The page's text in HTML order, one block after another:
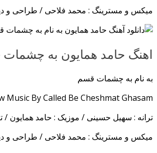
میکس و مسترینگ : محمد فلاحی / طراحی و
اهنگ حامد همایون به
به نام به چشمات قسم
Music By Called Be Cheshmat Ghasam
ترانه : سهیل حسینی / موزیک : حامد همایون /
میکس و مسترینگ : محمد فلاحی / طراحی و